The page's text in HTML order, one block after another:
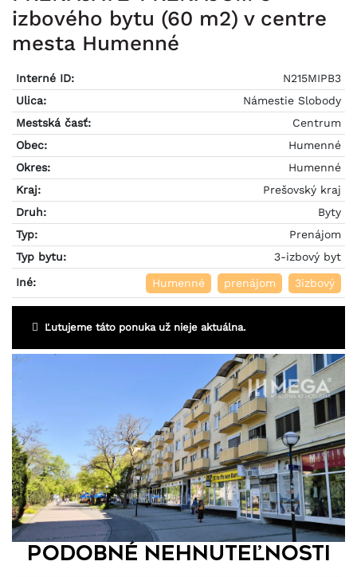
izbového bytu (60 m2) v centre
mesta Humenné
Interné ID:
N215MIPB3
Ulica:
Námestie Slobody
Mestská časť:
Centrum
Obec:
Humenné
Okres:
Humenné
Kraj:
Prešovský kraj
Druh:
Byty
Typ:
Prenájom
Typ bytu:
3-izbový byt
Iné:
Humenné prenájom 3izbový
Ľutujeme táto ponuka už nieje aktuálna.
Podobné nehnuteľnosti